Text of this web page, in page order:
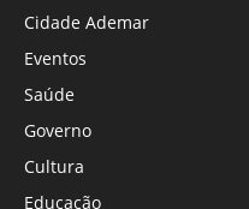
Cidade Ademar
Eventos
Saúde
Governo
Cultura
Educação